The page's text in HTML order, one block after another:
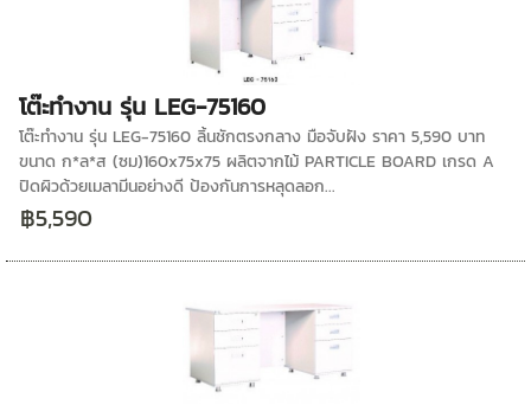
โต๊ะทำงาน รุ่น LEG-75160
โต๊ะทำงาน รุ่น LEG-75160 ลิ้นชักตรงกลาง มือจับฝัง ราคา 5,590 บาท
ขนาด ก*ล*ส (ซม)160x75x75 ผลิตจากไม้ PARTICLE BOARD เกรด A
ปิดผิวด้วยเมลามีนอย่างดี ป้องกันการหลุดลอก...
฿5,590